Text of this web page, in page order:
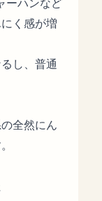
く感が増
し、普通
全然にん